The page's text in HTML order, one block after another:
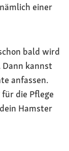
einer
bald wird
Dann kannst
anfassen.
die Pflege
Hamster